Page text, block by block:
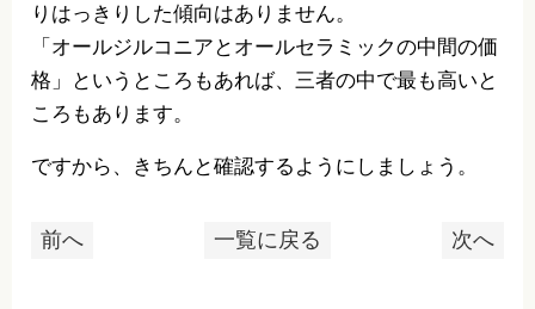
りはっきりした傾向はありません。
「オールジルコニアとオールセラミックの中間の価
格」というところもあれば、三者の中で最も高いと
ころもあります。
ですから、きちんと確認するようにしましょう。
前へ 一覧に戻る 次へ